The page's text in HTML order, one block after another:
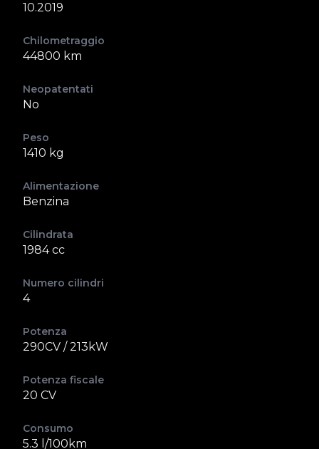
10.2019
Chilometraggio
44800 km
Neopatentati
No
Peso
1410 kg
Alimentazione
Benzina
Cilindrata
1984 cc
Numero cilindri
4
Potenza
290CV / 213kW
Potenza fiscale
20 CV
Consumo
5.3 l/100km